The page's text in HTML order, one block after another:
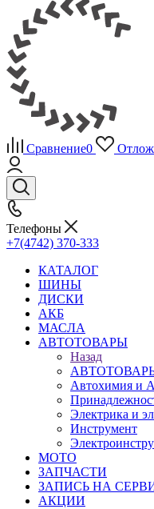
Сравнение0
Телефоны
+7(4742) 370-333
КАТАЛОГ
ШИНЫ
ДИСКИ
АКБ
МАСЛА
АВТОТОВАРЫ
Назад
Автохимия и
Электрика и
Инструмент
МОТО
ЗАПЧАСТИ
ЗАПИСЬ НА
АКЦИИ